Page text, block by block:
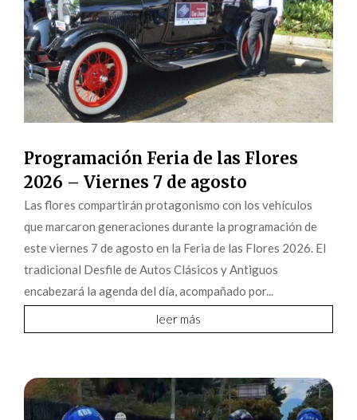
Programación Feria de las Flores
2026 – Viernes 7 de agosto
Las flores compartirán protagonismo con los vehículos
que marcaron generaciones durante la programación de
este viernes 7 de agosto en la Feria de las Flores 2026. El
tradicional Desfile de Autos Clásicos y Antiguos
encabezará la agenda del día, acompañado por...
leer más